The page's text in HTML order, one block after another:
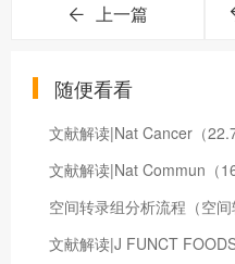
上一篇
随便看看
空间转录组分析流程（空间